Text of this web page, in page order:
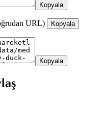
Kopyala
URL) Kopyala
Kopyala